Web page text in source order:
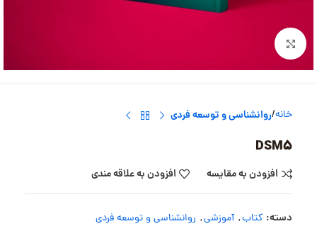
بزرگنمایی تصویر
خانه روانشناسی و توسعه فردی
DSM5
افزودن به مقایسه افزودن به علاقه مندی
دسته: کتاب, آموزشی, روانشناسی و توسعه فردی